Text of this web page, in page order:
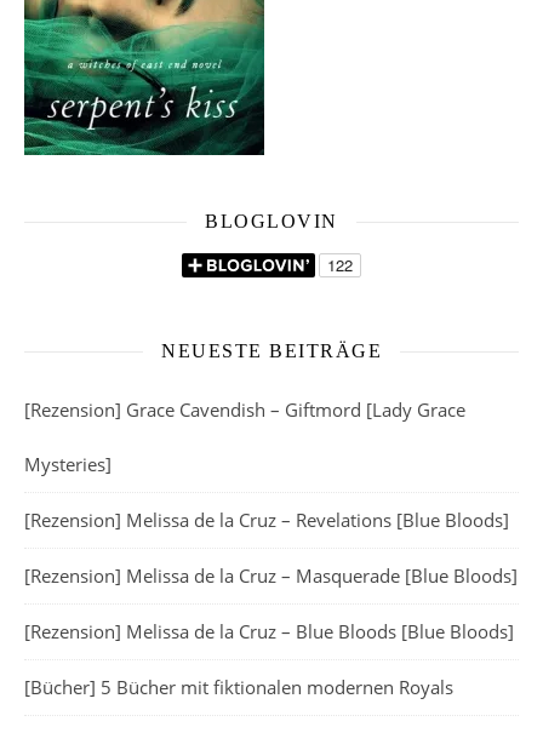
BLOGLOVIN
NEUESTE BEITRÄGE
[Rezension] Grace Cavendish – Giftmord [Lady Grace
Mysteries]
[Rezension] Melissa de la Cruz – Revelations [Blue Bloods]
[Rezension] Melissa de la Cruz – Masquerade [Blue Bloods]
[Rezension] Melissa de la Cruz – Blue Bloods [Blue Bloods]
[Bücher] 5 Bücher mit fiktionalen modernen Royals